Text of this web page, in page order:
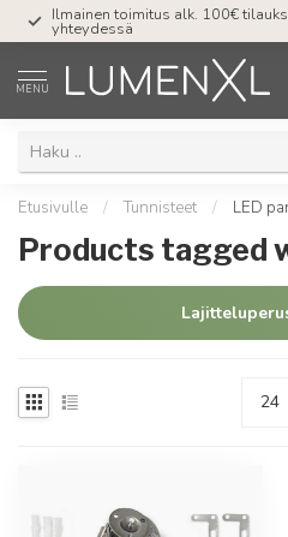
Ilmainen toimitus alk. 100€
yhteydessä
MENU
Etusivulle / Tunnisteet / LED
Products tagged